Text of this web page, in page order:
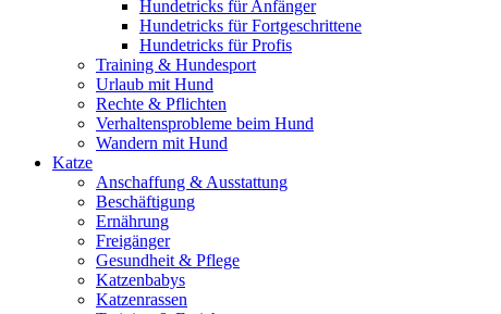
Hundetricks für Anfänger
Hundetricks für Fortgeschrittene
Hundetricks für Profis
Training & Hundesport
Urlaub mit Hund
Rechte & Pflichten
Verhaltensprobleme beim Hund
Wandern mit Hund
Katze
Anschaffung & Ausstattung
Beschäftigung
Ernährung
Freigänger
Gesundheit & Pflege
Katzenbabys
Katzenrassen